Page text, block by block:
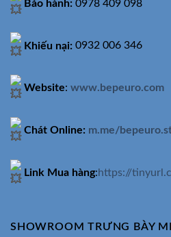
Bảo hành: 0978 409 098
Khiếu nại: 0932 006 346
Website: www.bepeuro.com
Chát Online: m.me/
Link Mua hàng:https://
SHOWROOM TRƯNG BÀY